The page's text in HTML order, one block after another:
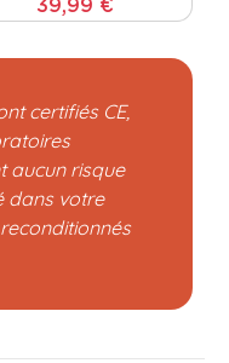
39,99 €
certifiés CE,
aucun risque
dans votre